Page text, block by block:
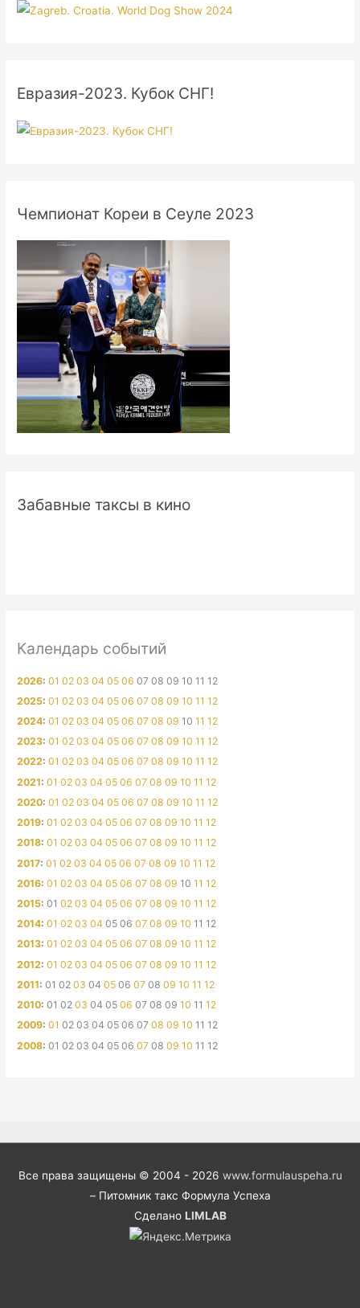
Евразия-2023. Кубок СНГ!
Чемпионат Кореи в Сеуле 2023
Забавные таксы в кино
Календарь событий
2026:01 02 03 04 05 06 07 08 09 10 11 12
2025:01 02 03 04 05 06 07 08 09 10 11 12
2024:01 02 03 04 05 06 07 08 09 10 11 12
2023:01 02 03 04 05 06 07 08 09 10 11 12
2022:01 02 03 04 05 06 07 08 09 10 11 12
2021:01 02 03 04 05 06 07 08 09 10 11 12
2020:01 02 03 04 05 06 07 08 09 10 11 12
2019:01 02 03 04 05 06 07 08 09 10 11 12
2018:01 02 03 04 05 06 07 08 09 10 11 12
2017:01 02 03 04 05 06 07 08 09 10 11 12
2016:01 02 03 04 05 06 07 08 09 10 11 12
2015:01 02 03 04 05 06 07 08 09 10 11 12
2014:01 02 03 04 05 06 07 08 09 10 11 12
2013:01 02 03 04 05 06 07 08 09 10 11 12
2012:01 02 03 04 05 06 07 08 09 10 11 12
2011:01 02 03 04 05 06 07 08 09 10 11 12
2010:01 02 03 04 05 06 07 08 09 10 11 12
2009:01 02 03 04 05 06 07 08 09 10 11 12
2008:01 02 03 04 05 06 07 08 09 10 11 12
Все права защищены © 2004 - 2026 www.formulauspeha.ru
– Питомник такс Формула Успеха
Сделано LIMLAB